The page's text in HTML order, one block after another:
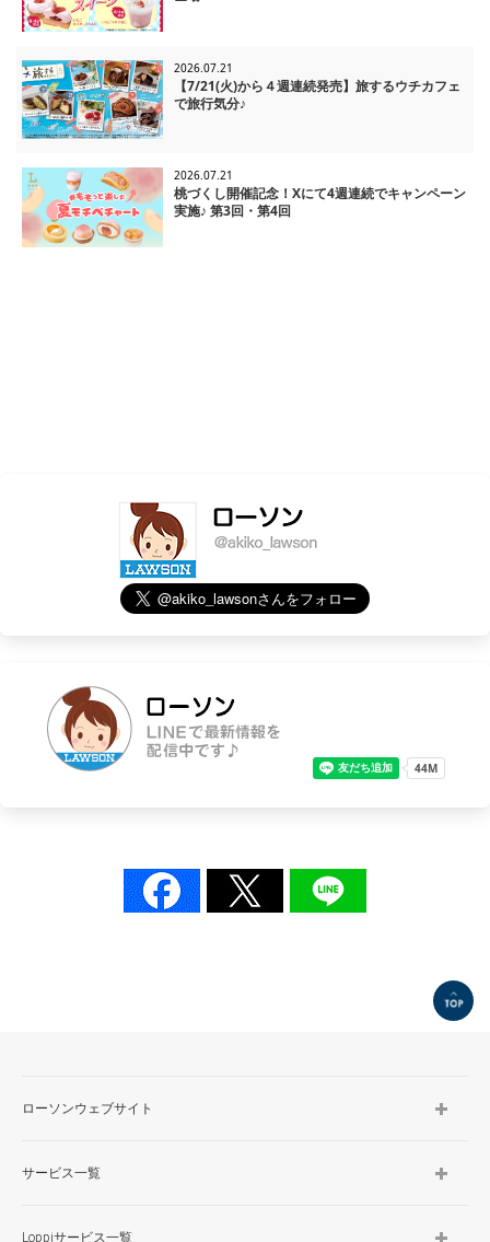
2026.07.21
【7/21(火)から４週連続発売】旅するウチカフェ
で旅行気分♪
2026.07.21
桃づくし開催記念！Xにて4週連続でキャンペーン
実施♪ 第3回・第4回
ローソンウェブサイト
サービス一覧
Loppiサービス一覧